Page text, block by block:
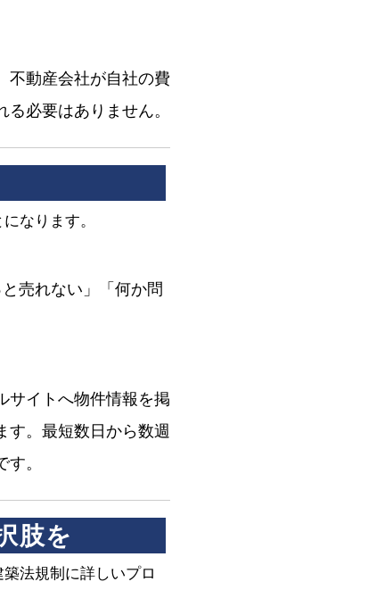
不動産会社が自社の費
必要はありません。
なります。
売れない」「何か問
サイトへ物件情報を掲
す。最短数日から数週
。
肢を
法規制に詳しいプロ